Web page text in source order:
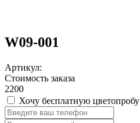
W09-001
Артикул:
Стоимость заказа
2200
Хочу бесплатную цветопробу